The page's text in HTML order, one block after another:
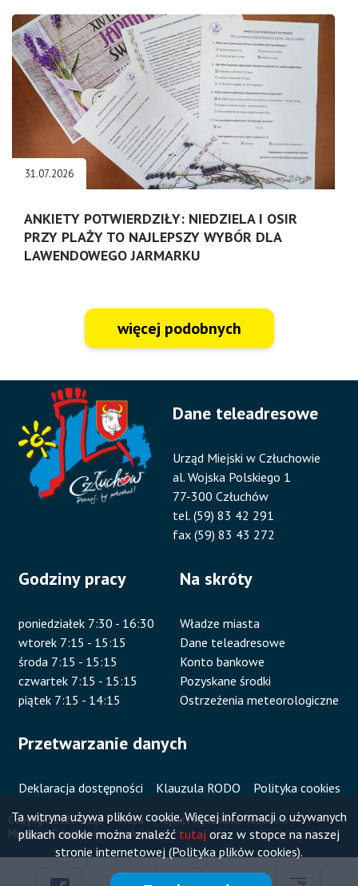
Ta witryna używa plików cookie. Więcej informacji o używanych
plikach cookie można znaleźć tutaj oraz w stopce na naszej
stronie internetowej (Polityka plików cookies).
31.07.2026
ANKIETY POTWIERDZIŁY: NIEDZIELA I OSIR
PRZY PLAŻY TO NAJLEPSZY WYBÓR DLA
LAWENDOWEGO JARMARKU
więcej podobnych
Dane teleadresowe
Urząd Miejski w Człuchowie
al. Wojska Polskiego 1
77-300 Człuchów
tel. (59) 83 42 291
fax (59) 83 43 272
Godziny pracy
poniedziałek 7:30 - 16:30
wtorek 7:15 - 15:15
środa 7:15 - 15:15
czwartek 7:15 - 15:15
piątek 7:15 - 14:15
Na skróty
Władze miasta
Dane teleadresowe
Konto bankowe
Pozyskane środki
Ostrzeżenia meteorologiczne
Przetwarzanie danych
Deklaracja dostępności Klauzula RODO Polityka cookies
Copyright 2020 Urząd
Miejski w Człuchowie
Stopka
Mapa
serwisu
Projekt i wykonanie:Vobacom